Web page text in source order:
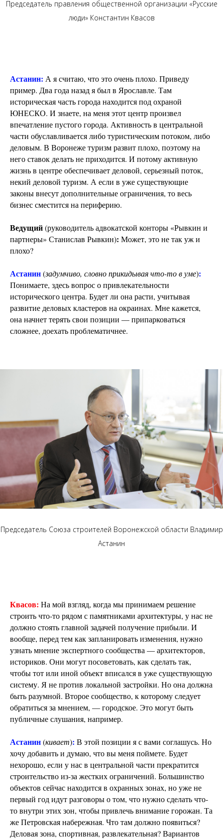
Председатель правления общественной организации «Русские
люди» Константин Квасов
Астанин: А я считаю, что это очень плохо. Приведу
пример. Два года назад я был в Ярославле. Там
историческая часть города находится под охраной
ЮНЕСКО. И знаете, на меня этот центр произвел
впечатление пустого города. Активность в центральной
части обуславливается либо туристическим потоком, либо
деловым. В Воронеже туризм развит плохо, поэтому на
него ставок делать не приходится. И потому активную
жизнь в центре обеспечивает деловой, серьезный поток,
некий деловой туризм. А если в уже существующие
законы внесут дополнительные ограничения, то весь
бизнес сместится на периферию.
Ведущий(руководитель адвокатской конторы «Рывкин и
партнеры» Станислав Рывкин): Может, это не так уж и
плохо?
Астанин(задумчиво, словно прикидывая что-то в уме):
Понимаете, здесь вопрос о привлекательности
исторического центра. Будет ли она расти, учитывая
развитие деловых кластеров на окраинах. Мне кажется,
она начнет терять свои позиции — припарковаться
сложнее, доехать проблематичнее.
Председатель Союза строителей Воронежской области Владимир
Астанин
Квасов: На мой взгляд, когда мы принимаем решение
строить что-то рядом с памятниками архитектуры, у нас не
должно стоять главной задачей получение прибыли. И
вообще, перед тем как запланировать изменения, нужно
узнать мнение экспертного сообщества — архитекторов,
историков. Они могут посоветовать, как сделать так,
чтобы тот или иной объект вписался в уже существующую
систему. Я не против локальной застройки. Но она должна
быть разумной. Второе сообщество, к которому следует
обратиться за мнением, — городское. Это могут быть
публичные слушания, например.
Астанин(кивает): В этой позиции я с вами соглашусь. Но
хочу добавить и думаю, что вы меня поймете. Будет
нехорошо, если у нас в центральной части прекратится
строительство из-за жестких ограничений. Большинство
объектов сейчас находится в охранных зонах, но уже не
первый год идут разговоры о том, что нужно сделать что-
то внутри этих зон, чтобы привлечь внимание горожан. Та
же Петровская набережная. Что там должно появиться?
Деловая зона, спортивная, развлекательная? Вариантов